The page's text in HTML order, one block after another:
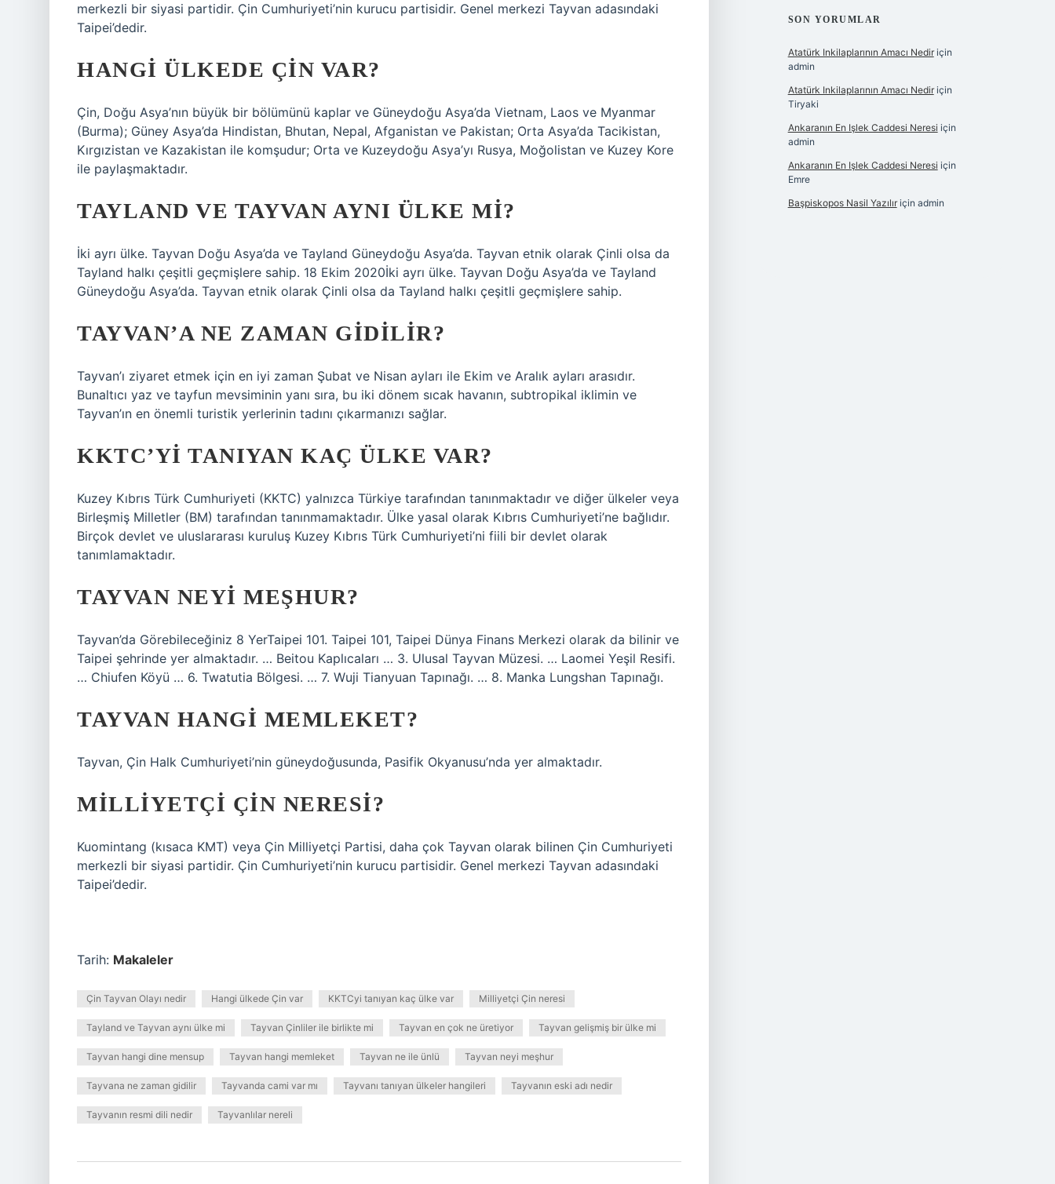
merkezli bir siyasi partidir. Çin Cumhuriyeti’nin kurucu partisidir. Genel merkezi Tayvan adasındaki
Taipei’dedir.
HANGI ÜLKEDE ÇIN VAR?
Çin, Doğu Asya’nın büyük bir bölümünü kaplar ve Güneydoğu Asya’da Vietnam, Laos ve Myanmar
(Burma); Güney Asya’da Hindistan, Bhutan, Nepal, Afganistan ve Pakistan; Orta Asya’da Tacikistan,
Kırgızistan ve Kazakistan ile komşudur; Orta ve Kuzeydoğu Asya’yı Rusya, Moğolistan ve Kuzey Kore
ile paylaşmaktadır.
TAYLAND VE TAYVAN AYNI ÜLKE MI?
İki ayrı ülke. Tayvan Doğu Asya’da ve Tayland Güneydoğu Asya’da. Tayvan etnik olarak Çinli olsa da
Tayland halkı çeşitli geçmişlere sahip. 18 Ekim 2020İki ayrı ülke. Tayvan Doğu Asya’da ve Tayland
Güneydoğu Asya’da. Tayvan etnik olarak Çinli olsa da Tayland halkı çeşitli geçmişlere sahip.
TAYVAN’A NE ZAMAN GIDILIR?
Tayvan’ı ziyaret etmek için en iyi zaman Şubat ve Nisan ayları ile Ekim ve Aralık ayları arasıdır.
Bunaltıcı yaz ve tayfun mevsiminin yanı sıra, bu iki dönem sıcak havanın, subtropikal iklimin ve
Tayvan’ın en önemli turistik yerlerinin tadını çıkarmanızı sağlar.
KKTC’YI TANIYAN KAÇ ÜLKE VAR?
Kuzey Kıbrıs Türk Cumhuriyeti (KKTC) yalnızca Türkiye tarafından tanınmaktadır ve diğer ülkeler veya
Birleşmiş Milletler (BM) tarafından tanınmamaktadır. Ülke yasal olarak Kıbrıs Cumhuriyeti’ne bağlıdır.
Birçok devlet ve uluslararası kuruluş Kuzey Kıbrıs Türk Cumhuriyeti’ni fiili bir devlet olarak
tanımlamaktadır.
TAYVAN NEYI MEŞHUR?
Tayvan’da Görebileceğiniz 8 YerTaipei 101. Taipei 101, Taipei Dünya Finans Merkezi olarak da bilinir ve
Taipei şehrinde yer almaktadır. … Beitou Kaplıcaları … 3. Ulusal Tayvan Müzesi. … Laomei Yeşil Resifi.
… Chiufen Köyü … 6. Twatutia Bölgesi. … 7. Wuji Tianyuan Tapınağı. … 8. Manka Lungshan Tapınağı.
TAYVAN HANGI MEMLEKET?
Tayvan, Çin Halk Cumhuriyeti’nin güneydoğusunda, Pasifik Okyanusu’nda yer almaktadır.
MILLIYETÇI ÇIN NERESI?
Kuomintang (kısaca KMT) veya Çin Milliyetçi Partisi, daha çok Tayvan olarak bilinen Çin Cumhuriyeti
merkezli bir siyasi partidir. Çin Cumhuriyeti’nin kurucu partisidir. Genel merkezi Tayvan adasındaki
Taipei’dedir.
Tarih: Makaleler
Çin Tayvan Olayı nedir Hangi ülkede Çin var KKTCyi tanıyan kaç ülke var Milliyetçi Çin neresi
Tayland ve Tayvan aynı ülke mi Tayvan Çinliler ile birlikte mi Tayvan en çok ne üretiyor Tayvan gelişmiş bir ülke mi
Tayvan hangi dine mensup Tayvan hangi memleket Tayvan ne ile ünlü Tayvan neyi meşhur
Tayvana ne zaman gidilir Tayvanda cami var mı Tayvanı tanıyan ülkeler hangileri Tayvanın eski adı nedir
Tayvanın resmi dili nedir Tayvanlılar nereli
SON YORUMLAR
Atatürk Inkilaplarının Amacı Nediriçin
admin
Atatürk Inkilaplarının Amacı Nediriçin
Tiryaki
Ankaranın En Işlek Caddesi Neresi için
admin
Ankaranın En Işlek Caddesi Neresi için
Emre
Başpiskopos Nasil Yazılıriçin admin